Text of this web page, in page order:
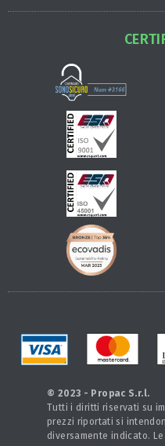
© 2023 - Propac S.r.l.
Tutti i diritti riservati su
prezzi riportati si
diversamente indicato.